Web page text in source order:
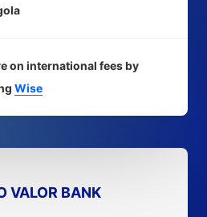
on international fees by
Wise
VALOR BANK